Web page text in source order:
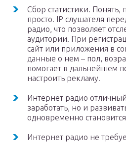
Сбор статистики. Понять,
просто. IP слушателя
радио, что позволяет
аудитории. При
сайт или приложения в
данные о нем – пол,
помогает в дальнейшем
настроить рекламу.
Интернет радио
заработать, но и
одновременно
Интернет радио не